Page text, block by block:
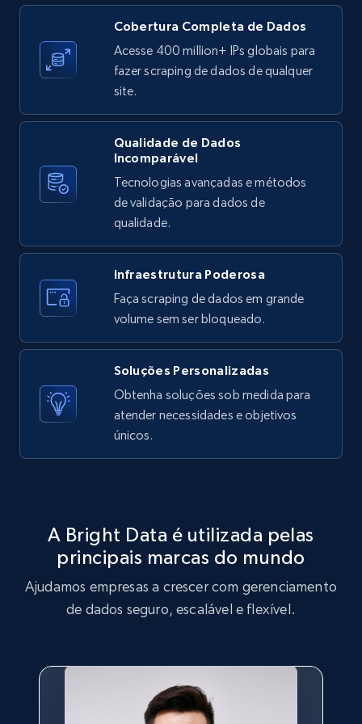
Reviews count shop, Reviews count item, Initial
price, and more.
1.9K+ 323+ Comece grátis
Etsy - Collects data from shop's URL
URL, Product id, Listing inventory id, Title, Rating,
Reviews count shop, Reviews count item, Initial
price, and more.
1.9K+ 323+ Comece grátis
price, Currency, Sold, and more.
1.6K+ 181+ Comece grátis
URL, Product id, Title, Product description,
Rating, Reviews count, Initial price, Discount,
and more.
1.3K+ Comece grátis
Target - Gather data on products using
specified keywords
Cobertura Completa de Dados
Acesse 400 million+ IPs globais para
fazer scraping de dados de qualquer
site.
Qualidade de Dados
Incomparável
Tecnologias avançadas e métodos
de validação para dados de
qualidade.
Infraestrutura Poderosa
Faça scraping de dados em grande
volume sem ser bloqueado.
Soluções Personalizadas
Obtenha soluções sob medida para
atender necessidades e objetivos
únicos.
A Bright Data é utilizada pelas
principais marcas do mundo
Ajudamos empresas a crescer com gerenciamento
de dados seguro, escalável e flexível.